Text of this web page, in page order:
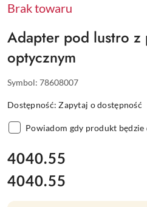
Brak towaru
Adapter pod lustro z
optycznym
Symbol: 78608007
Dostępność:Zapytaj o dostępność
Powiadom gdy produkt będzie
cena:
4040.55
Cena:
4040.55